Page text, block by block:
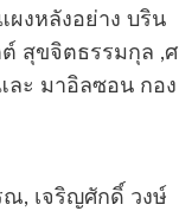
งหลังอย่าง บริน
ต์ สุขจิตธรรมกุล ,ศ
ะ มาอิลซอน กอง
ณ, เจริญศักดิ์ วงษ์